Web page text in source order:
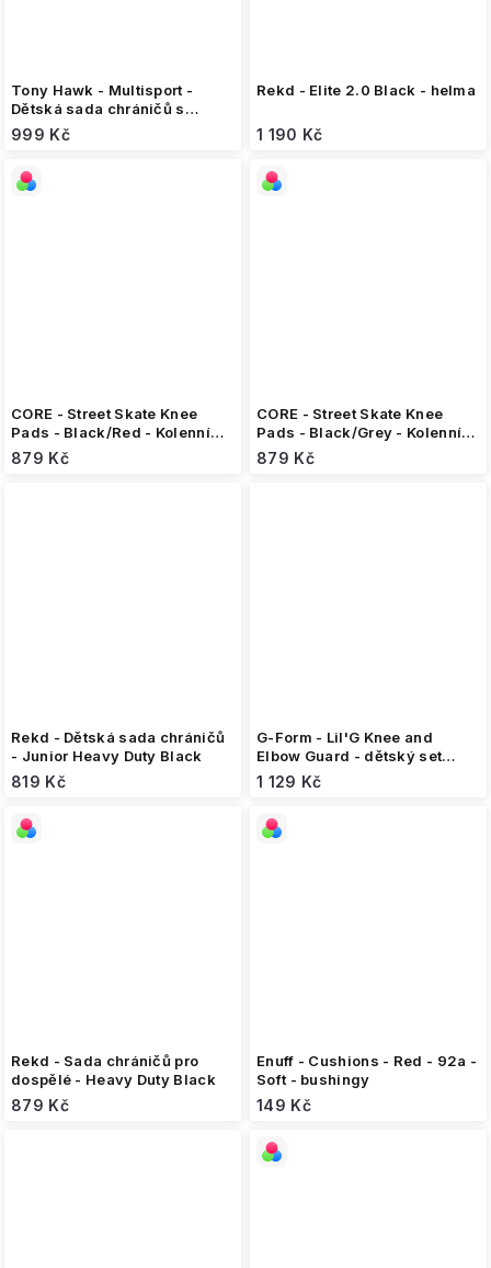
Tony Hawk - Multisport -
Dětská sada chráničů s
helmou
999 Kč
Rekd - Elite 2.0 Black - helma
1 190 Kč
CORE - Street Skate Knee
Pads - Black/Red - Kolenní
chrániče
879 Kč
CORE - Street Skate Knee
Pads - Black/Grey - Kolenní
chrániče
879 Kč
Rekd - Dětská sada chráničů
- Junior Heavy Duty Black
819 Kč
G-Form - Lil'G Knee and
Elbow Guard - dětský set
chráničů
1 129 Kč
Rekd - Sada chráničů pro
dospělé - Heavy Duty Black
879 Kč
Enuff - Cushions - Red - 92a -
Soft - bushingy
149 Kč